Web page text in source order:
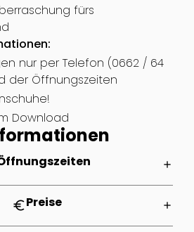
fürs
nur per Telefon (0662 / 64
der Öffnungszeiten
Download
add
euroPreise add